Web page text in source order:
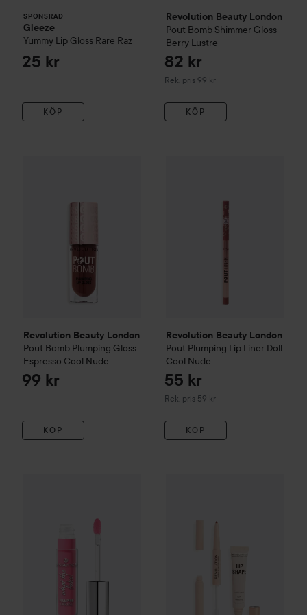
SPONSRAD
Gleeze
Yummy Lip Gloss Rare Raz
25 kr
KÖP
Revolution Beauty London
Pout Bomb Shimmer Gloss
Berry Lustre
82 kr
Rek. pris 99 kr
Rekommenderat pris 99 kr
KÖP
Revolution Beauty London
Pout Bomb Plumping Gloss
Espresso Cool Nude
99 kr
KÖP
Revolution Beauty London
Pout Plumping Lip Liner Doll
Cool Nude
55 kr
Rek. pris 59 kr
Rekommenderat pris 59 kr
KÖP